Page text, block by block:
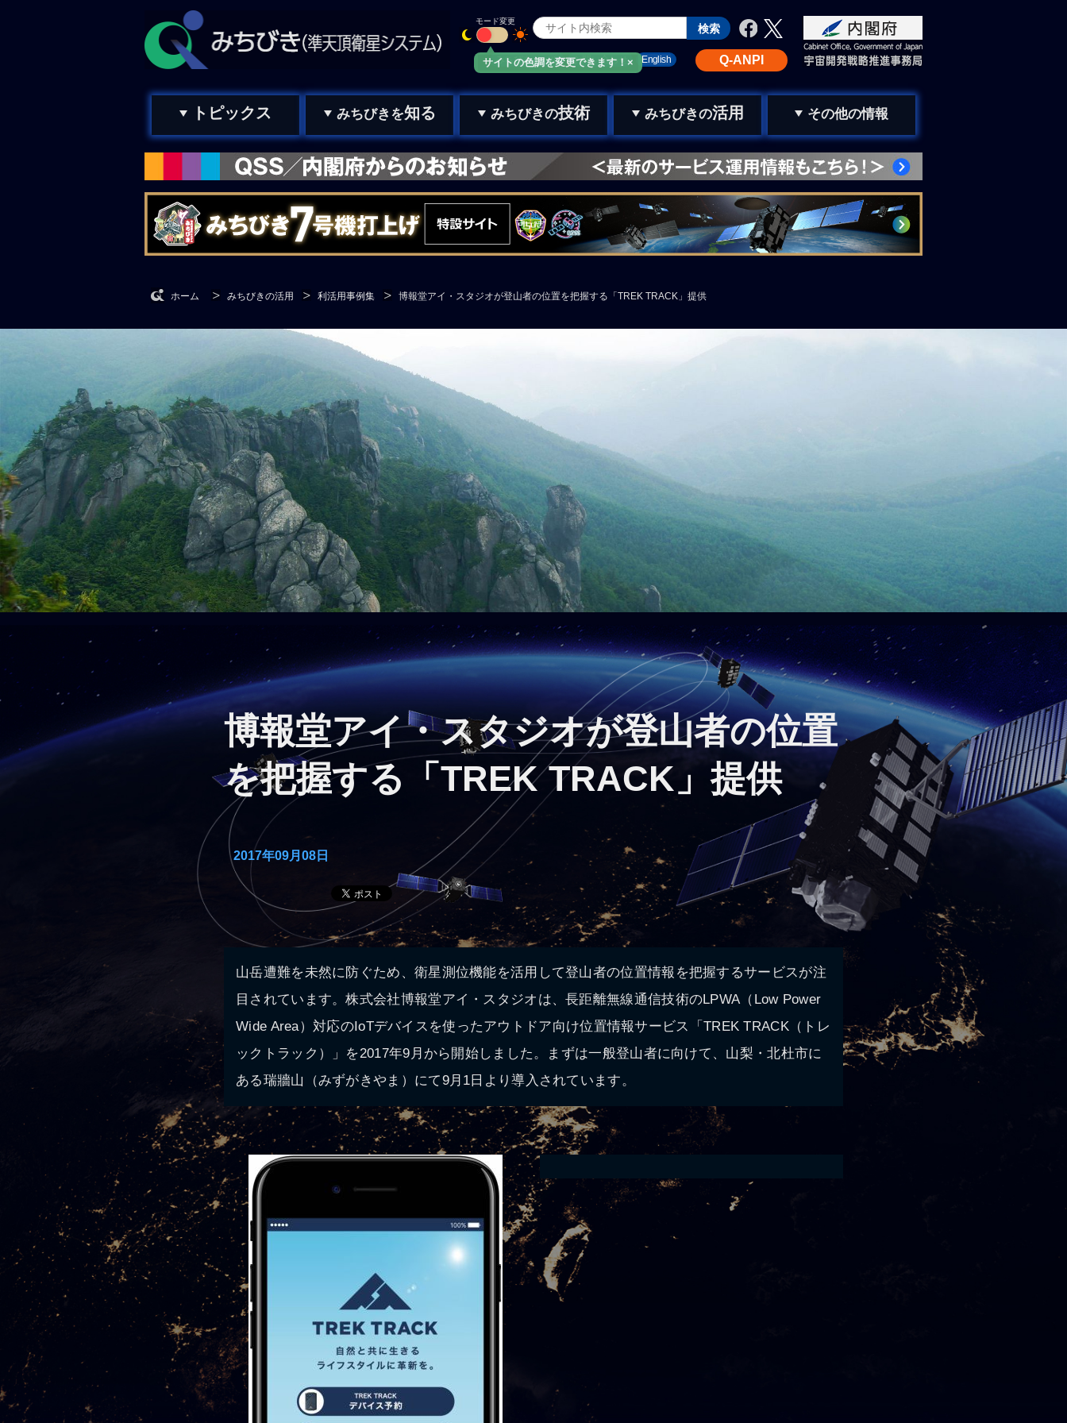
サイトの色調を変更できます！×
モード変更
Q-ANPI
English
お問い合わせ
みちびきメール
トピックス みちびきを知る みちびきの技術 みちびきの活用 その他の情報
ホーム みちびきの活用 利活用事例集 博報堂アイ・スタジオが登山者の位置を把握する「TREK TRACK」提供
博報堂アイ・スタジオが登山者の位置
を把握する「TREK TRACK」提供
2017年09月08日
山岳遭難を未然に防ぐため、衛星測位機能を活用して登山者の位置情報を把握するサービスが注
目されています。株式会社博報堂アイ・スタジオは、長距離無線通信技術のLPWA（Low Power
Wide Area）対応のIoTデバイスを使ったアウトドア向け位置情報サービス「TREK TRACK（トレ
ックトラック）」を2017年9月から開始しました。まずは一般登山者に向けて、山梨・北杜市に
ある瑞牆山（みずがきやま）にて9月1日より導入されています。